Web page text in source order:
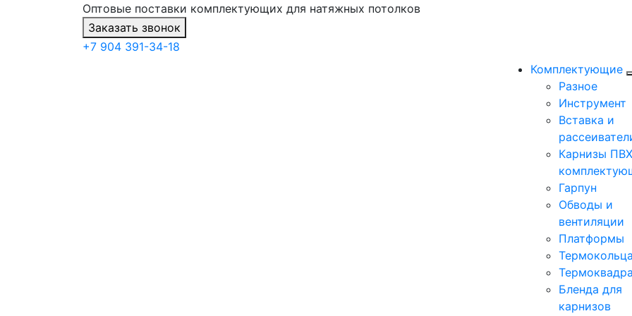
Оптовые поставки комплектующих для натяжных потолков
Заказать звонок
+7 904 391-34-18
Комплектующие
Разное
Инструмент
Вставка и
Карнизы
Гарпун
Обводы и
вентиляции
Платформы
Термокольца
Бленда для
карнизов